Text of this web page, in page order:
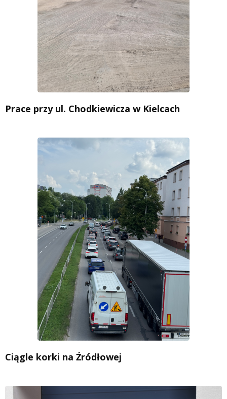
Prace przy ul. Chodkiewicza w Kielcach
Ciągle korki na Źródłowej